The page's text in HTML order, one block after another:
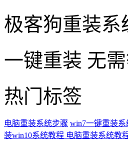
极客狗重装系
一键重装 无
热门标签
电脑重装系统步骤 win7一键重装系
装win10系统教程 电脑重装系统教